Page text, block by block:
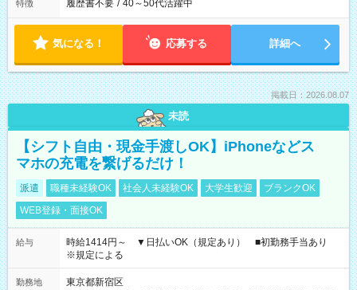
特徴 履歴書不要 / 40～50代活躍中
気になる！ 応募する 詳細へ
掲載日：2026.08.07
未読
【シフト自由・現金手渡しOK】iPhoneなどス
マホの充電を繋げるだけ！
派遣 職種未経験OK 社会人未経験OK 大学生歓迎
ブランクOK
WEB登録・面接OK
給与
時給1414円～ ▼日払いOK（規定あり） ■初勤務手当あり
※規定による
勤務地
東京都新宿区